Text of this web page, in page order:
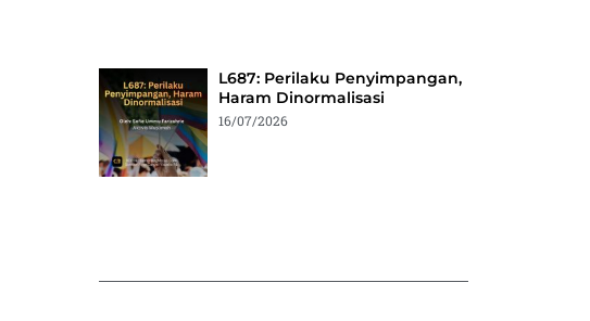
L687: Perilaku Penyimpangan,
Haram Dinormalisasi
16/07/2026